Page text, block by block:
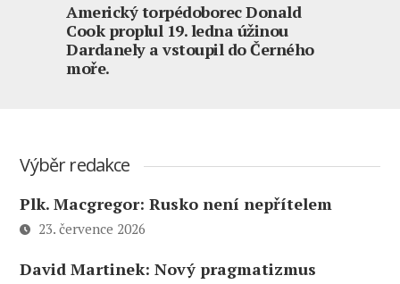
Americký torpédoborec Donald
Cook proplul 19. ledna úžinou
Dardanely a vstoupil do Černého
moře.
Výběr redakce
Plk. Macgregor: Rusko není nepřítelem
23. července 2026
David Martinek: Nový pragmatizmus